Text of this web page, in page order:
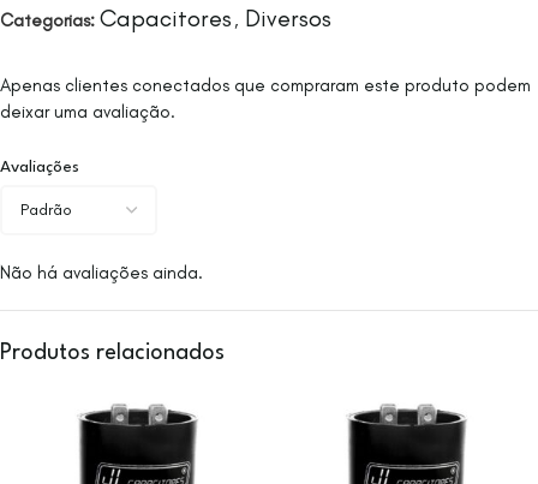
Categorias: Capacitores , Diversos
Avaliações
Não há avaliações ainda.
Apenas clientes conectados que compraram este produto podem
deixar uma avaliação.
Produtos relacionados